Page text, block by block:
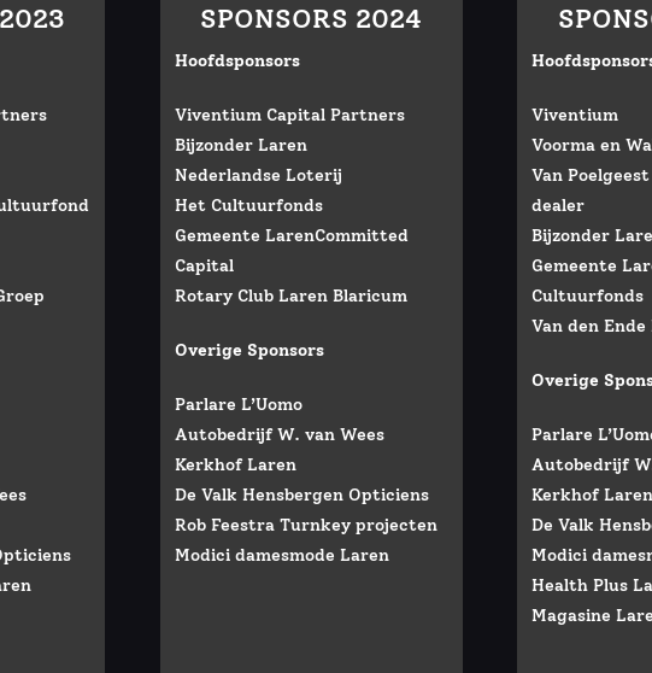
SPONSORS 2024
Hoofdsponsors
Viventium Capital Partners
Bijzonder Laren
Nederlandse Loterij
Het Cultuurfonds
Gemeente LarenCommitted
Capital
Rotary Club Laren Blaricum
Overige Sponsors
Parlare L’Uomo
Autobedrijf W. van Wees
Kerkhof Laren
De Valk Hensbergen Opticiens
Rob Feestra Turnkey projecten
Modici damesmode Laren
Viventium
Voorma en
Van
dealer
Bijzonder
Gemeente
Cultuurfonds
Van den
Overige
Parlare
Autobedrijf
Kerkhof Laren
De Valk
Modici
Health Plus
Magasine